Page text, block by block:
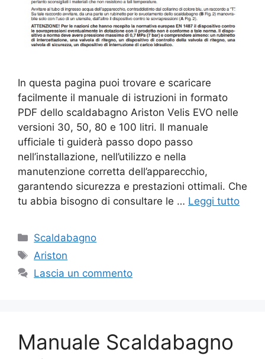
In questa pagina puoi trovare e scaricare
facilmente il manuale di istruzioni in formato
PDF dello scaldabagno Ariston Velis EVO nelle
versioni 30, 50, 80 e 100 litri. Il manuale
ufficiale ti guiderà passo dopo passo
nell’installazione, nell’utilizzo e nella
manutenzione corretta dell’apparecchio,
garantendo sicurezza e prestazioni ottimali. Che
tu abbia bisogno di consultare le … Leggi tutto
Categorie
Scaldabagno
Tag
Ariston
Lascia un commento
Manuale Scaldabagno